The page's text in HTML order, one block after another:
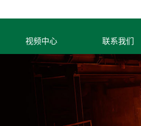
视频中心 联系我们